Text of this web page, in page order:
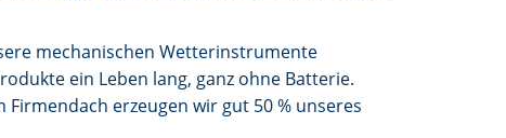
mechanischen Wetterinstrumente
ein Leben lang, ganz ohne Batterie.
erzeugen wir gut 50 % unseres